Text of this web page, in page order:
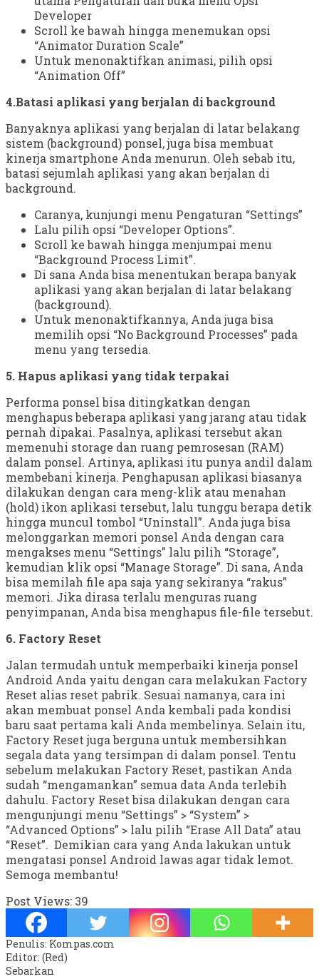
Developer
Scroll ke bawah hingga menemukan opsi
“Animator Duration Scale”
Untuk menonaktifkan animasi, pilih opsi
“Animation Off”
4.Batasi aplikasi yang berjalan di background
Banyaknya aplikasi yang berjalan di latar belakang
sistem (background) ponsel, juga bisa membuat
kinerja smartphone Anda menurun. Oleh sebab itu,
batasi sejumlah aplikasi yang akan berjalan di
background.
Caranya, kunjungi menu Pengaturan “Settings”
Lalu pilih opsi “Developer Options”.
Scroll ke bawah hingga menjumpai menu
“Background Process Limit”.
Di sana Anda bisa menentukan berapa banyak
aplikasi yang akan berjalan di latar belakang
(background).
Untuk menonaktifkannya, Anda juga bisa
memilih opsi “No Background Processes” pada
menu yang tersedia.
5. Hapus aplikasi yang tidak terpakai
Performa ponsel bisa ditingkatkan dengan
menghapus beberapa aplikasi yang jarang atau tidak
pernah dipakai. Pasalnya, aplikasi tersebut akan
memenuhi storage dan ruang pemrosesan (RAM)
dalam ponsel. Artinya, aplikasi itu punya andil dalam
membebani kinerja. Penghapusan aplikasi biasanya
dilakukan dengan cara meng-klik atau menahan
(hold) ikon aplikasi tersebut, lalu tunggu berapa detik
hingga muncul tombol “Uninstall”. Anda juga bisa
melonggarkan memori ponsel Anda dengan cara
mengakses menu “Settings” lalu pilih “Storage”,
kemudian klik opsi “Manage Storage”. Di sana, Anda
bisa memilah file apa saja yang sekiranya “rakus”
memori. Jika dirasa terlalu menguras ruang
penyimpanan, Anda bisa menghapus file-file tersebut.
6. Factory Reset
Jalan termudah untuk memperbaiki kinerja ponsel
Android Anda yaitu dengan cara melakukan Factory
Reset alias reset pabrik. Sesuai namanya, cara ini
akan membuat ponsel Anda kembali pada kondisi
baru saat pertama kali Anda membelinya. Selain itu,
Factory Reset juga berguna untuk membersihkan
segala data yang tersimpan di dalam ponsel. Tentu
sebelum melakukan Factory Reset, pastikan Anda
sudah “mengamankan” semua data Anda terlebih
dahulu. Factory Reset bisa dilakukan dengan cara
mengunjungi menu “Settings” > “System” >
“Advanced Options” > lalu pilih “Erase All Data” atau
“Reset”. Demikian cara yang Anda lakukan untuk
mengatasi ponsel Android lawas agar tidak lemot.
Semoga membantu!
Post Views: 39
Penulis: Kompas.com
Editor: (Red)
Sebarkan